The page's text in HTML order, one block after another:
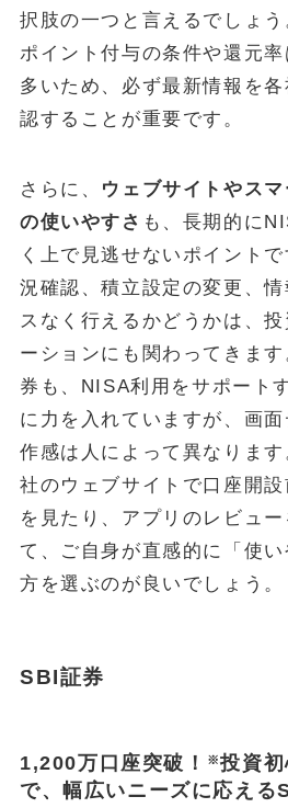
択肢の一つと言えるでしょ
ポイント付与の条件や還元
多いため、必ず最新情報を
認することが重要です。
さらに、 ウェブサイトやス
の使いやすさ も、長期的に
く上で見逃せないポイント
況確認、積立設定の変更、
スなく行えるかどうかは、
ーションにも関わってきま
券も、NISA利用をサポート
に力を入れていますが、画
作感は人によって異なりま
社のウェブサイトで口座開
を見たり、アプリのレビュ
て、ご自身が直感的に「使
方を選ぶのが良いでしょう。
SBI証券
1,200万口座突破！ ※投資
で、幅広いニーズに応える